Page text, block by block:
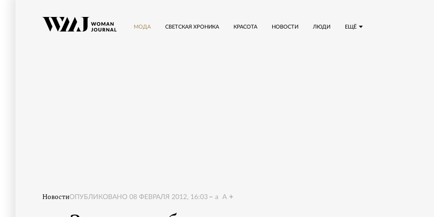
ЕЩЁ
МОДА СВЕТСКАЯ ХРОНИКА КРАСОТА НОВОСТИ ЛЮДИ
НовостиОПУБЛИКОВАНО 08 ФЕВРАЛЯ 2012, 16:03 a A